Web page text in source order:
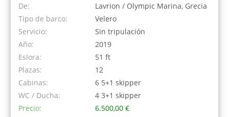
De:
Lavrion / Olympic Marina, Grecia
Tipo de barco:
Velero
Servicio:
Sin tripulación
Año:
2019
Eslora:
51 ft
Plazas:
12
Cabinas:
6 5+1 skipper
WC / Ducha:
4 3+1 skipper
Precio:
6.500,00 €